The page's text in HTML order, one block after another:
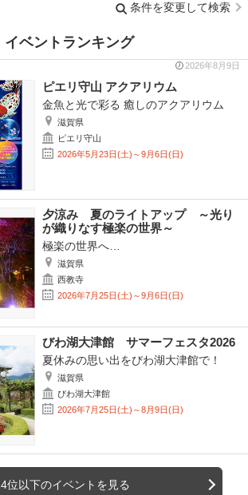
条件を変更して検索
イベントランキング
2026年8月9日
ピエリ守山 アクアリウム
金魚と光で彩る 癒しのアクアリウム
滋賀県
ピエリ守山
2026年5月23日(土)～9月6日(日)
夕涼み 夏のライトアップ ～光り
が織りなす極楽の世界～
極楽の世界へ…
滋賀県
西教寺
2026年7月25日(土)～9月6日(日)
びわ湖大津館 サマーフェスタ2026
夏休みの思い出をびわ湖大津館で！
滋賀県
びわ湖大津館
2026年7月25日(土)～8月9日(日)
4位以下のイベントを見る